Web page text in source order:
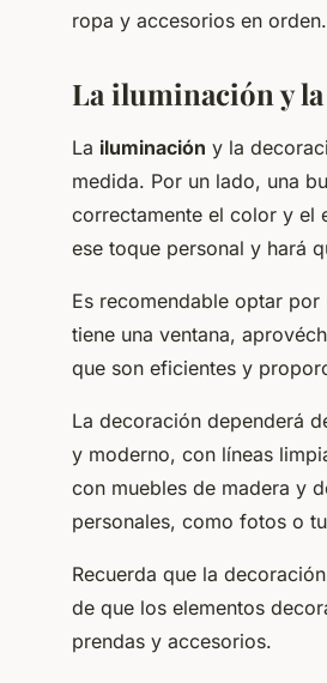
ropa y accesorios en orden.
La iluminación y
La iluminación y la
medida. Por un lado, una
correctamente el color y el
ese toque personal y hará
Es recomendable optar
tiene una ventana,
que son eficientes y
La decoración dependerá
y moderno, con líneas
con muebles de madera y
personales, como fotos o
Recuerda que la
de que los elementos
prendas y accesorios.